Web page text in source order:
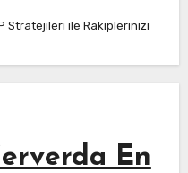
Stratejileri ile Rakiplerinizi
En